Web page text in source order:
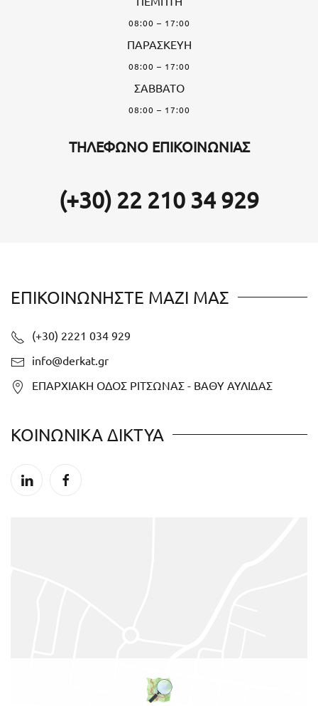
08:00 – 17:00
ΠΑΡΑΣΚΕΥΗ
08:00 – 17:00
ΣΑΒΒΑΤΟ
08:00 – 17:00
ΤΗΛΕΦΩΝΟ ΕΠΙΚΟΙΝΩΝΙΑΣ
(+30) 22 210 34 929
ΕΠΙΚΟΙΝΩΝΗΣΤΕ ΜΑΖΙ ΜΑΣ
(+30) 2221 034 929
info@derkat.gr
ΕΠΑΡΧΙΑΚΗ ΟΔΟΣ ΡΙΤΣΩΝΑΣ - ΒΑΘΥ ΑΥΛΙΔΑΣ
ΚΟΙΝΩΝΙΚΑ ΔΙΚΤΥΑ